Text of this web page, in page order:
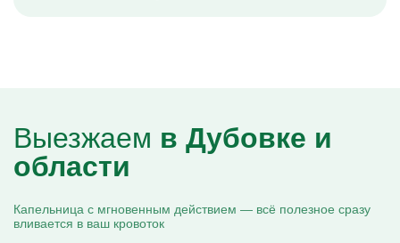
Выезжаем в Дубовке и
области
Капельница с мгновенным действием — всё полезное сразу
вливается в ваш кровоток